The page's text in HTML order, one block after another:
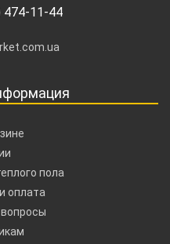
474-11-44
пола
оплата